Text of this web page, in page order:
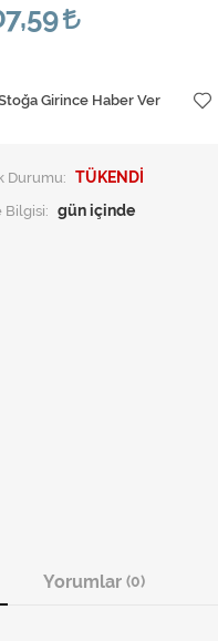
Girince Haber Ver
Durumu: TÜKENDİ
Bilgisi:
Yorumlar (0)